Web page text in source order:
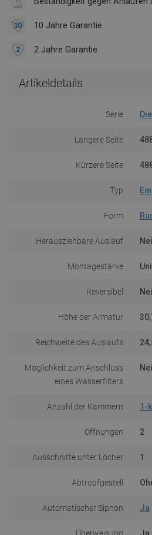
10 Jahre Garantie
2 Jahre Garantie
Artikeldetails
Serie
Längere Seite
Kürzere Seite
Typ
Form
Herausziehbare Auslauf
Montagestärke
Reversibel
Höhe der Armatur
Reichweite des Auslaufs
Möglichkeit zum Anschluss
eines Wasserfilters
Anzahl der Kammern 1-
Öffnungen 2
Ausschnitte unter Löcher 1
Abtropfgestell
Automatischer Siphon Ja
Überweisung Ja